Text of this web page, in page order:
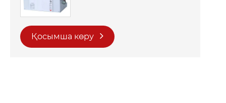
Қосымша көру